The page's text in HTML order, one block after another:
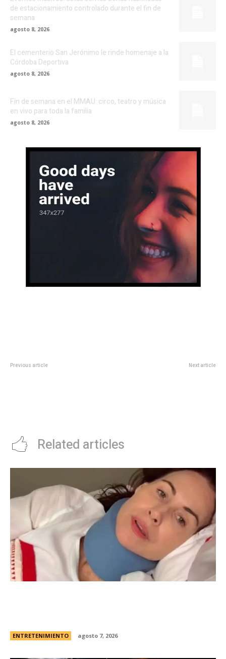
de estacionamiento controlado durante el fin de
semana
agosto 8, 2026
El cementerio San Jerónimo le rinde homenaje a la
Córdoba Deportiva
agosto 8, 2026
Fin de semana en el MMAU: circo, teatro y música
en vivo para toda la familia
agosto 8, 2026
Previous article Next article
Related articles
ENTRETENIMIENTO agosto 7, 2026